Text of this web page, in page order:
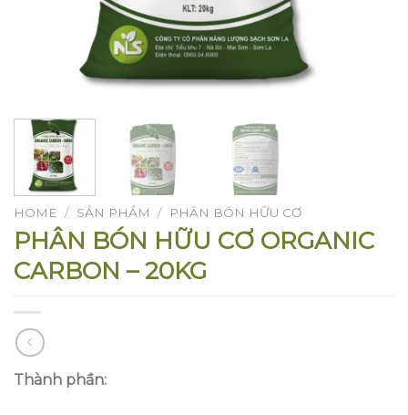
HOME / SẢN PHẨM / PHÂN BÓN HỮU CƠ
PHÂN BÓN HỮU CƠ ORGANIC
CARBON – 20KG
Thành phần: